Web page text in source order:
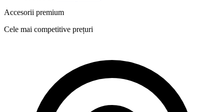
Accesorii premium
Cele mai competitive prețuri